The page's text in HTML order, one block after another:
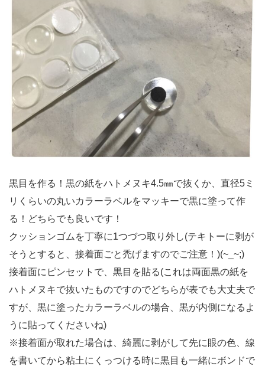
黒目を作る！黒の紙をハトメヌキ4.5㎜で抜くか、直径5ミ
リくらいの丸いカラーラベルをマッキーで黒に塗って作
る！どちらでも良いです！
クッションゴムを丁寧に1つづつ取り外し(テキトーに剥が
そうとすると、接着面ごと禿げますのでご注意！)(~_~;)
接着面にピンセットで、黒目を貼る(これは両面黒の紙を
ハトメヌキで抜いたものですのでどちらが表でも大丈夫で
すが、黒に塗ったカラーラベルの場合、黒が内側になるよ
うに貼ってくださいね)
※接着面が取れた場合は、綺麗に剥がして先に眼の色、線
を書いてから粘土にくっつける時に黒目も一緒にボンドで